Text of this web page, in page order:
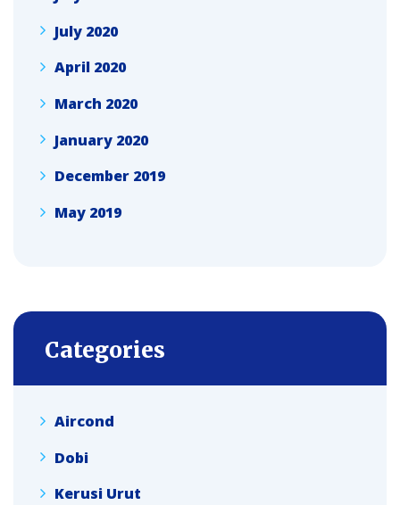
July 2020
April 2020
March 2020
January 2020
December 2019
May 2019
Categories
Aircond
Dobi
Kerusi Urut